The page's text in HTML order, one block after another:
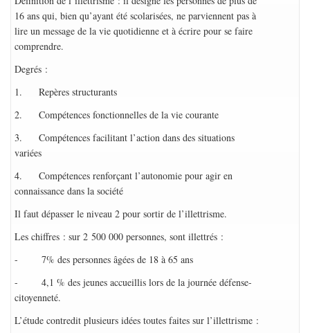
16 ans qui, bien qu’ayant été scolarisées, ne parviennent pas à
lire un message de la vie quotidienne et à écrire pour se faire
comprendre.
Degrés :
1. Repères structurants
2. Compétences fonctionnelles de la vie courante
3. Compétences facilitant l’action dans des situations
variées
4. Compétences renforçant l’autonomie pour agir en
connaissance dans la société
Il faut dépasser le niveau 2 pour sortir de l’illettrisme.
Les chiffres : sur 2 500 000 personnes, sont illettrés :
- 7% des personnes âgées de 18 à 65 ans
- 4,1 % des jeunes accueillis lors de la journée défense-
citoyenneté.
L’étude contredit plusieurs idées toutes faites sur l’illettrisme :